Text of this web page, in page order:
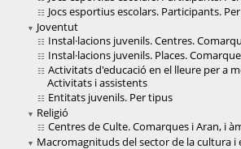
Jocs esportius escolars. Participants.
Joventut
Instal·lacions juvenils. Centres.
Instal·lacions juvenils. Places.
Activitats d'educació en el lleure per a
Activitats i assistents
Entitats juvenils. Per tipus
Religió
Centres de Culte. Comarques i Aran, i
Macromagnituds del sector de la cultura i